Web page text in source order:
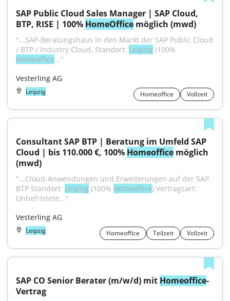
SAP Public Cloud Sales Manager | SAP Cloud,
BTP, RISE | 100% HomeOffice möglich (mwd)
"...SAP-Beratungshaus in den Markt der SAP Public Cloud
/ BTP / Industry Cloud. Standort: Leipzig
Homeoffice..."
Vesterling AG
Leipzig Homeoffice Vollzeit
Consultant SAP BTP | Beratung im Umfeld SAP
Cloud | bis 110.000 €, 100% Homeoffice möglich
(mwd)
"...Cloud-Anwendungen und Erweiterungen auf der SAP
BTP Standort: Leipzig (100% Homeoffice) Vertragsart:
Unbefristete..."
Vesterling AG
Leipzig Homeoffice Teilzeit Vollzeit
SAP CO Senior Berater (m/w/d) mit Homeoffice-
Vertrag